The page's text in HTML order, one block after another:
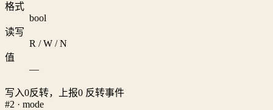
格式
bool
读写
R / W / N
值
—
写入0反转，上报0 反转事件
#2 · mode